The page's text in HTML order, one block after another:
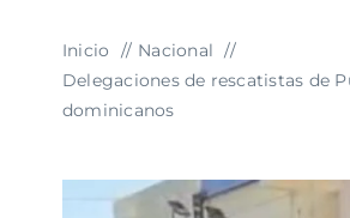
Inicio
Nacional
Delegaciones de rescatistas de
dominicanos